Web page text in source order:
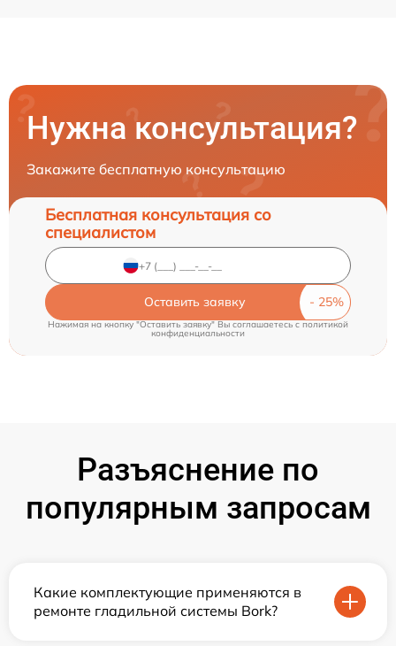
Нужна консультация?
Закажите бесплатную консультацию
Бесплатная консультация со
специалистом
Оставить заявку
Нажимая на кнопку "Оставить заявку" Вы соглашаетесь cполитикой
конфиденциальности
Разъяснение по
популярным запросам
Какие комплектующие применяются в
ремонте гладильной системы Bork?